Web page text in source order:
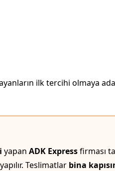
ilk tercihi olmaya
yapan ADK Expressfirması
Teslimatlar bina